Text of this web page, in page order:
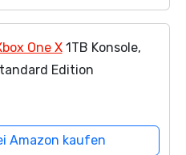
One X1TB Konsole,
Edition
Amazon kaufen